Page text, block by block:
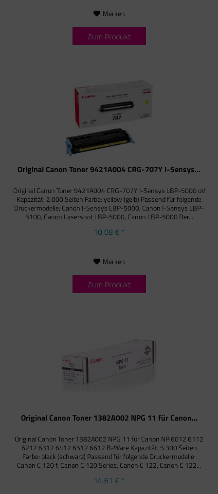
Merken
Zum Produkt
Original Canon Toner 9421A004 CRG-707Y I-Sensys...
Original Canon Toner 9421A004 CRG-707Y I-Sensys LBP-5000 oV
Kapazität: 2.000 Seiten Farbe: yellow (gelb) Passend für folgende
Druckermodelle: Canon I-Sensys LBP-5000, Canon I-Sensys LBP-
5100, Canon Lasershot LBP-5000, Canon LBP-5000 Der...
10,08 € *
Merken
Zum Produkt
Original Canon Toner 1382A002 NPG 11 für Canon...
Original Canon Toner 1382A002 NPG 11 für Canon NP 6012 6112
6212 6312 6412 6512 6612 B-Ware Kapazität: 5.300 Seiten
Farbe: black (schwarz) Passend für folgende Druckermodelle:
Canon C 120 f, Canon C 120 Series, Canon C 122, Canon C 122...
14,61 € *